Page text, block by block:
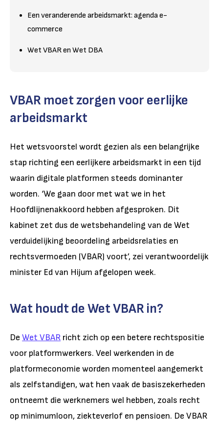
Een veranderende arbeidsmarkt: agenda e-
commerce
Wet VBAR en Wet DBA
VBAR moet zorgen voor eerlijke
arbeidsmarkt
Het wetsvoorstel wordt gezien als een belangrijke
stap richting een eerlijkere arbeidsmarkt in een tijd
waarin digitale platformen steeds dominanter
worden. ‘We gaan door met wat we in het
Hoofdlijnenakkoord hebben afgesproken. Dit
kabinet zet dus de wetsbehandeling van de Wet
verduidelijking beoordeling arbeidsrelaties en
rechtsvermoeden (VBAR) voort’, zei verantwoordelijk
minister Ed van Hijum afgelopen week.
Wat houdt de Wet VBAR in?
De Wet VBAR richt zich op een betere rechtspositie
voor platformwerkers. Veel werkenden in de
platformeconomie worden momenteel aangemerkt
als zelfstandigen, wat hen vaak de basiszekerheden
ontneemt die werknemers wel hebben, zoals recht
op minimumloon, ziekteverlof en pensioen. De VBAR